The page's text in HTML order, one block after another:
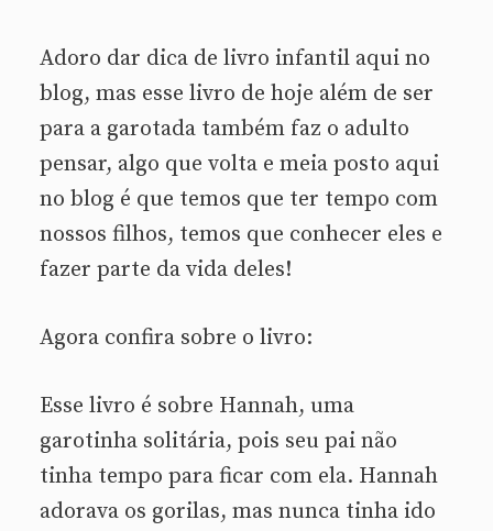
Adoro dar dica de livro infantil aqui no
blog, mas esse livro de hoje além de ser
para a garotada também faz o adulto
pensar, algo que volta e meia posto aqui
no blog é que temos que ter tempo com
nossos filhos, temos que conhecer eles e
fazer parte da vida deles!
Agora confira sobre o livro:
Esse livro é sobre Hannah, uma
garotinha solitária, pois seu pai não
tinha tempo para ficar com ela. Hannah
adorava os gorilas, mas nunca tinha ido